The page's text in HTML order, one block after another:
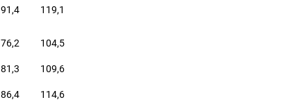
91,4 119,1
76,2 104,5
81,3
109,6
86,4 114,6